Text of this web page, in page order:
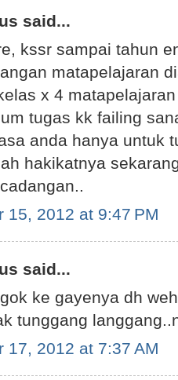
said...
kssr sampai tahun
matapelajaran
x 4
tugas kk failing
anda hanya untuk
hakikatnya
15, 2012 at 9:47 PM
said...
ke gayenya dh
tunggang
17, 2012 at 7:37 AM